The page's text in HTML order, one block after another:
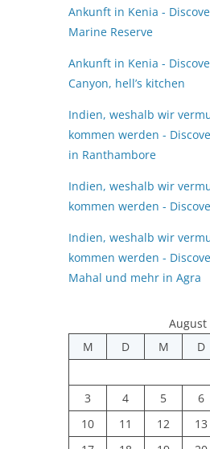
Ankunft in Kenia -
Marine Reserve
Ankunft in Kenia -
Canyon, hell’s kitchen
Indien, weshalb wir
kommen werden -
in Ranthambore
Indien, weshalb wir
kommen werden -
Indien, weshalb wir
kommen werden -
Mahal und mehr in Agra
August
M
D M D
3
4 5 6
10
11 12 13